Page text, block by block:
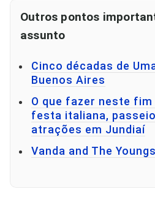
Outros pontos
assunto
Cinco décadas de
Buenos Aires
O que fazer neste fim
festa italiana,
atrações em Jundiaí
Vanda and The